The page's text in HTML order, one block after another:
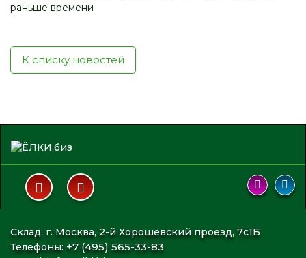
раньше времени
К списку новостей
Склад: г. Москва, 2-й Хорошёвский проезд, 7с1Б
Телефоны: +7 (495) 565-33-83